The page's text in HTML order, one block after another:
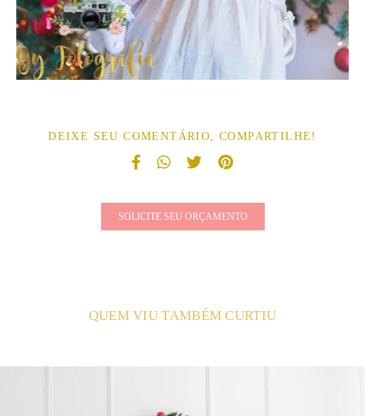
DEIXE SEU COMENTÁRIO, COMPARTILHE!
SOLICITE SEU ORÇAMENTO
QUEM VIU TAMBÉM CURTIU